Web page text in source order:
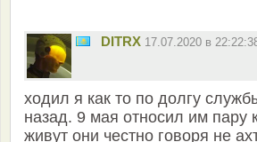
DITRX 17.07.2020 в
ходил я как то по долгу
назад. 9 мая относил им пару
живут они честно говоря не